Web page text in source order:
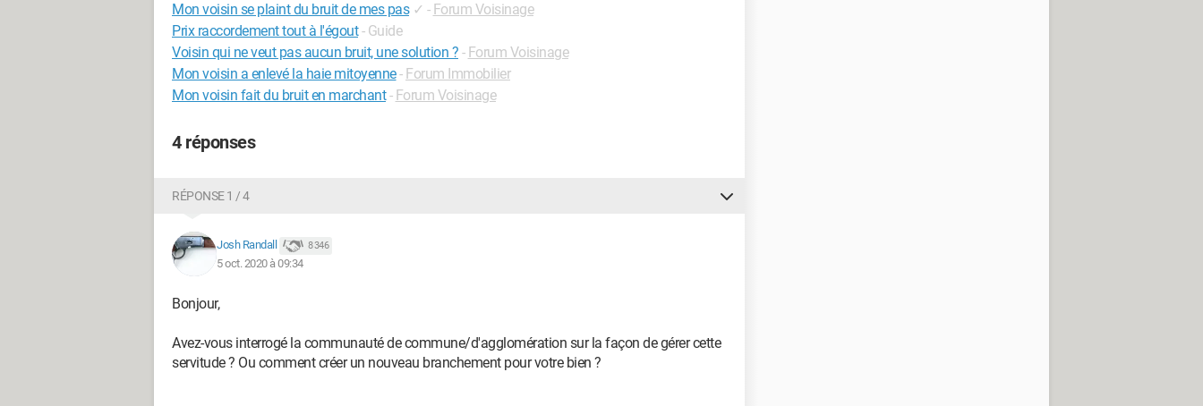
Mon voisin se plaint du bruit de mes pas ✓ - Forum Voisinage
Prix raccordement tout à l'égout - Guide
Voisin qui ne veut pas aucun bruit, une solution ? - Forum Voisinage
Mon voisin a enlevé la haie mitoyenne- Forum Immobilier
Mon voisin fait du bruit en marchant - Forum Voisinage
4 réponses
RÉPONSE 1 / 4
Josh Randall 8 346
5 oct. 2020 à 09:34
Bonjour,
Avez-vous interrogé la communauté de commune/d'agglomération sur la façon de gérer cette
servitude ? Ou comment créer un nouveau branchement pour votre bien ?